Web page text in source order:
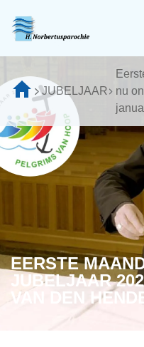
JUBELJAAR
nu
EERSTE
JUBELJAAR
VAN DEN